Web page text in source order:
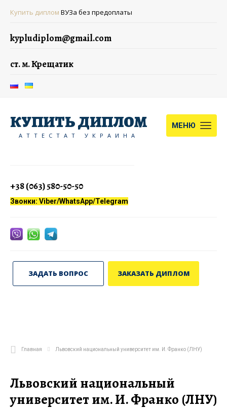
Купить диплом ВУЗа без предоплаты
kypludiplom@gmail.com
ст. м. Крещатик
+38 (063) 580-50-50
Звонки: Viber/WhatsApp/Telegram
КУПИТЬ ДИПЛОМ
АТТЕСТАТ УКРАИНА
МЕНЮ
ЗАДАТЬ ВОПРОС ЗАКАЗАТЬ ДИПЛОМ
Главная Львовский национальный университет им. И. Франко (ЛНУ)
Львовский национальный
университет им. И. Франко (ЛНУ)